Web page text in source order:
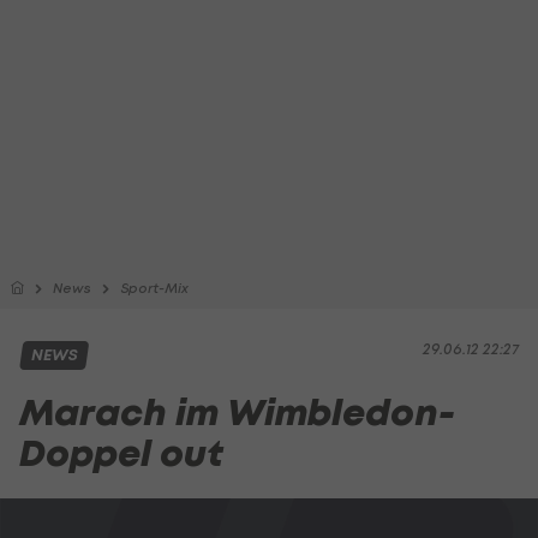
News Sport-Mix
29.06.12 22:27
NEWS
Marach im Wimbledon-
Doppel out